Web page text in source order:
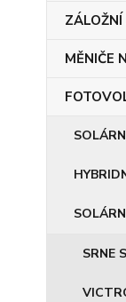
ZÁLOŽNÍ
MĚNIČE
SRNE